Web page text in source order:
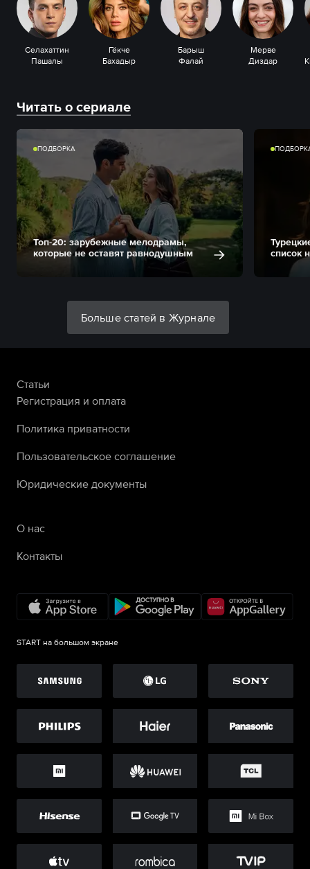
Селахаттин
Пашалы
Гёкче
Бахадыр
Барыш
Фалай
Мерве
Диздар
Читать о сериале
ПОДБОРКА
Топ-20: зарубежные мелодрамы,
которые не оставят равнодушным
список
Больше статей в Журнале
Статьи
Регистрация и оплата
Политика приватности
Пользовательское соглашение
Юридические документы
О нас
Контакты
START на большом экране